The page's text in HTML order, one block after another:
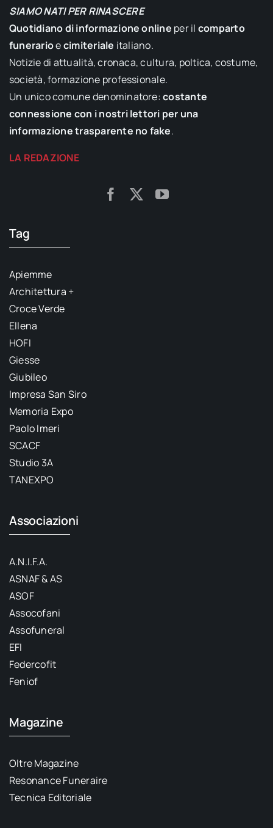
SIAMO NATI PER RINASCERE
Quotidiano di informazione online per il comparto
funerarioecimiteriale italiano.
Notizie di attualità, cronaca, cultura, poltica, costume,
società, formazione professionale.
Un unico comune denominatore:costante
connessione con i nostri lettori per una
informazione trasparente no fake.
LA REDAZIONE
Tag
Apiemme
Architettura +
Croce Verde
Ellena
HOFI
Giesse
Giubileo
Impresa San Siro
Memoria Expo
Paolo Imeri
SCACF
Studio 3A
TANEXPO
Associazioni
A.N.I.F.A.
ASNAF & AS
ASOF
Assocofani
Assofuneral
EFI
Federcofit
Feniof
Magazine
Oltre Magazine
Resonance Funeraire
Tecnica Editoriale